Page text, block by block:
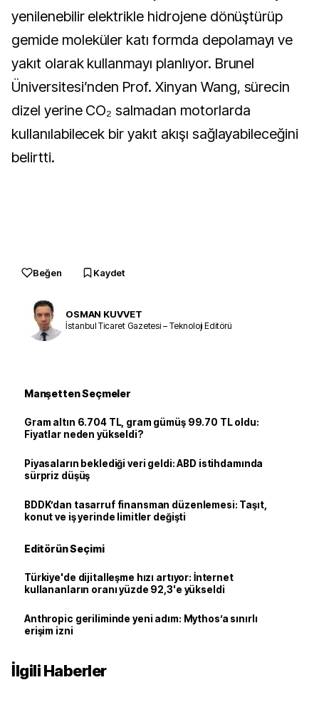
yenilenebilir elektrikle hidrojene dönüştürüp
gemide moleküler katı formda depolamayı ve
yakıt olarak kullanmayı planlıyor. Brunel
Üniversitesi’nden Prof. Xinyan Wang, sürecin
dizel yerine CO₂ salmadan motorlarda
kullanılabilecek bir yakıt akışı sağlayabileceğini
belirtti.
Beğen Kaydet
OSMAN KUVVET
İstanbul Ticaret Gazetesi – Teknoloji Editörü
Manşetten Seçmeler
Gram altın 6.704 TL, gram gümüş 99.70 TL oldu:
Fiyatlar neden yükseldi?
Piyasaların beklediği veri geldi: ABD istihdamında
sürpriz düşüş
BDDK’dan tasarruf finansman düzenlemesi: Taşıt,
konut ve iş yerinde limitler değişti
Editörün Seçimi
Türkiye'de dijitalleşme hızı artıyor: İnternet
kullananların oranı yüzde 92,3'e yükseldi
Anthropic geriliminde yeni adım: Mythos’a sınırlı
erişim izni
İlgili Haberler